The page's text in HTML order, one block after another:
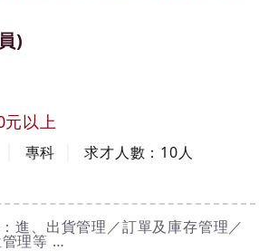
)
元以上
專科 求才人數： 10人
進、出貨管理／訂單及庫存管理／
理等